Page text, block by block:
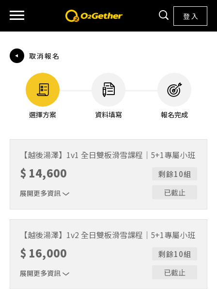
登 入
取消報名
選擇方案 資料填寫 報名完成
【越後湯澤】1v1 全日雙板滑雪課程｜5+1專屬小班
$ 14,600
展開更多資訊
剩餘10組
已截止
【越後湯澤】1v2 全日雙板滑雪課程｜5+1專屬小班
$ 16,000
展開更多資訊
剩餘10組
已截止